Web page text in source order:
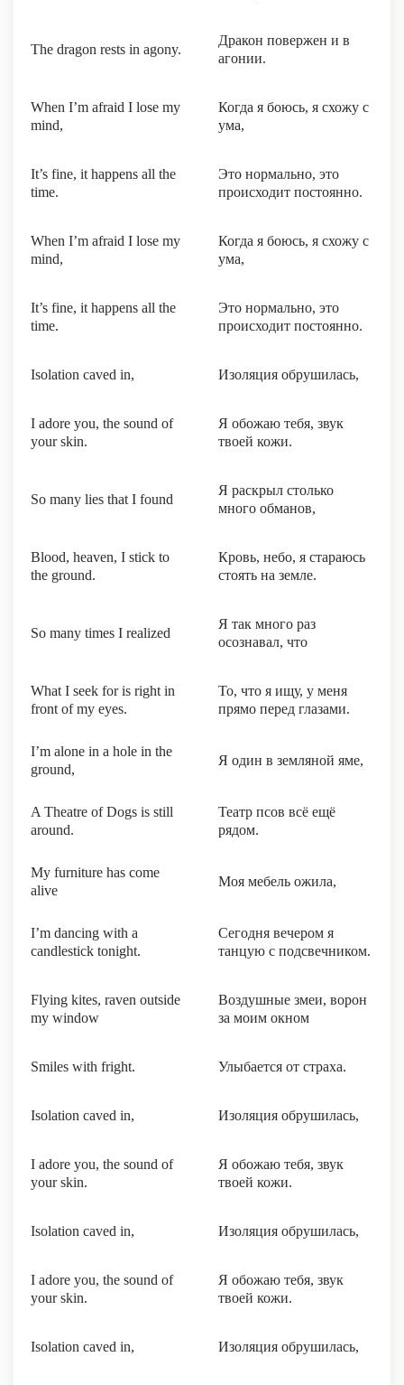
The dragon rests in agony.
Дракон повержен и в
агонии.
When I’m afraid I lose my
mind,
Когда я боюсь, я схожу с
ума,
It’s fine, it happens all the
time.
Это нормально, это
происходит постоянно.
When I’m afraid I lose my
mind,
Когда я боюсь, я схожу с
ума,
It’s fine, it happens all the
time.
Это нормально, это
происходит постоянно.
Isolation caved in, Изоляция обрушилась,
I adore you, the sound of
your skin.
Я обожаю тебя, звук
твоей кожи.
So many lies that I found
Я раскрыл столько
много обманов,
Blood, heaven, I stick to
the ground.
Кровь, небо, я стараюсь
стоять на земле.
So many times I realized
Я так много раз
осознавал, что
What I seek for is right in
front of my eyes.
То, что я ищу, у меня
прямо перед глазами.
I’m alone in a hole in the
ground,
Я один в земляной яме,
A Theatre of Dogs is still
around.
Театр псов всё ещё
рядом.
My furniture has come
alive
Моя мебель ожила,
I’m dancing with a
candlestick tonight.
Сегодня вечером я
танцую с подсвечником.
Flying kites, raven outside
my window
Воздушные змеи, ворон
за моим окном
Smiles with fright. Улыбается от страха.
Isolation caved in, Изоляция обрушилась,
I adore you, the sound of
your skin.
Я обожаю тебя, звук
твоей кожи.
Isolation caved in, Изоляция обрушилась,
I adore you, the sound of
your skin.
Я обожаю тебя, звук
твоей кожи.
Isolation caved in, Изоляция обрушилась,